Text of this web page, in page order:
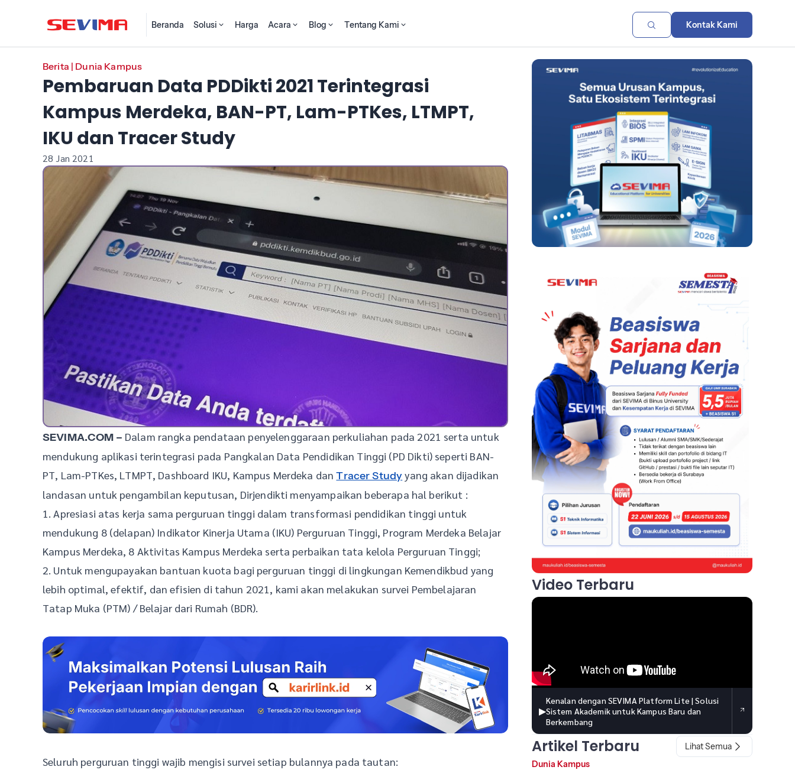
Beranda Solusi Harga Acara Blog Tentang Kami Kontak Kami
Berita | Dunia Kampus
Pembaruan Data PDDikti 2021 Terintegrasi
Kampus Merdeka, BAN-PT, Lam-PTKes, LTMPT,
IKU dan Tracer Study
28 Jan 2021
SEVIMA.COM – Dalam rangka pendataan penyelenggaraan perkuliahan pada 2021 serta untuk
mendukung aplikasi terintegrasi pada Pangkalan Data Pendidikan Tinggi (PD Dikti) seperti BAN-
PT, Lam-PTKes, LTMPT, Dashboard IKU, Kampus Merdeka danTracer Studyyang akan dijadikan
landasan untuk pengambilan keputusan, Dirjendikti menyampaikan beberapa hal berikut :
1. Apresiasi atas kerja sama perguruan tinggi dalam transformasi pendidikan tinggi untuk
mendukung 8 (delapan) Indikator Kinerja Utama (IKU) Perguruan Tinggi, Program Merdeka Belajar
Kampus Merdeka, 8 Aktivitas Kampus Merdeka serta perbaikan tata kelola Perguruan Tinggi;
2. Untuk mengupayakan bantuan kuota bagi perguruan tinggi di lingkungan Kemendikbud yang
lebih optimal, efektif, dan efisien di tahun 2021, kami akan melakukan survei Pembelajaran
Tatap Muka (PTM) / Belajar dari Rumah (BDR).
Seluruh perguruan tinggi wajib mengisi survei setiap bulannya pada tautan:
Video Terbaru
▶
Kenalan dengan SEVIMA Platform Lite | Solusi
Sistem Akademik untuk Kampus Baru dan
Berkembang
Artikel Terbaru
Lihat Semua
Dunia Kampus